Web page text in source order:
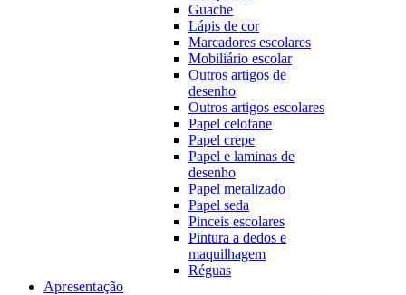
Guache
Lápis de cor
Marcadores escolares
Mobiliário escolar
Outros artigos de
desenho
Outros artigos escolares
Papel celofane
Papel crepe
Papel e laminas de
desenho
Papel metalizado
Papel seda
Pinceis escolares
Pintura a dedos e
maquilhagem
Réguas
Apresentação